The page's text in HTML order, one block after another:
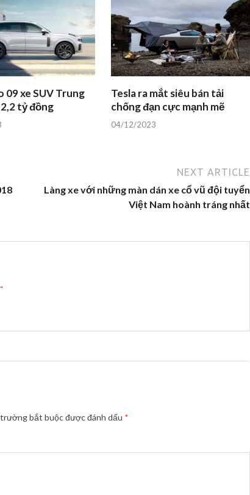
09 xe SUV Trung
tỷ đồng
Tesla ra mắt siêu bán tải
chống đạn cực mạnh mẽ
04/12/2023
NEXT ARTICLE
Làng xe với những màn dán xe cổ vũ đội tuyển
Việt Nam hoành tráng nhất
bắt buộc được đánh dấu *